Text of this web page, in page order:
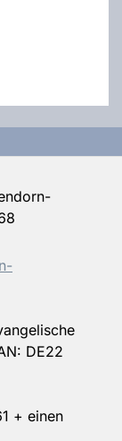
DE22
+ einen